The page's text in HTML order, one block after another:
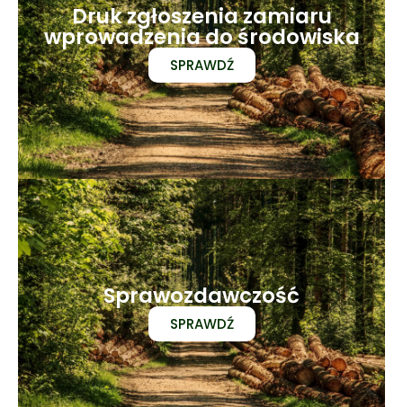
Druk zgłoszenia zamiaru
wprowadzenia do środowiska
SPRAWDŹ
Sprawozdawczość
SPRAWDŹ